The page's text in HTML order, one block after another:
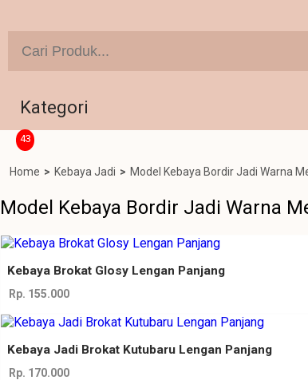
Kategori
43
Home > Kebaya Jadi > Model Kebaya Bordir Jadi Warna
Model Kebaya Bordir Jadi Warna
Kebaya Brokat Glosy Lengan Panjang
Rp. 155.000
Kebaya Jadi Brokat Kutubaru Lengan Panjang
Rp. 170.000